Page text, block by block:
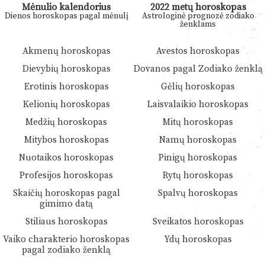
Mėnulio kalendorius
Dienos horoskopas pagal mėnulį
2022 metų horoskopas
Astrologinė prognozė zodiako
ženklams
Akmenų horoskopas
Avestos horoskopas
Dievybių horoskopas
Dovanos pagal Zodiako ženklą
Erotinis horoskopas
Gėlių horoskopas
Kelionių horoskopas
Laisvalaikio horoskopas
Medžių horoskopas
Mitų horoskopas
Mitybos horoskopas
Namų horoskopas
Nuotaikos horoskopas
Pinigų horoskopas
Profesijos horoskopas
Rytų horoskopas
Skaičių horoskopas pagal
gimimo datą
Spalvų horoskopas
Stiliaus horoskopas
Sveikatos horoskopas
Vaiko charakterio horoskopas
pagal zodiako ženklą
Ydų horoskopas